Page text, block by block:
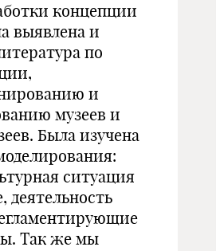
концепции
выявлена и
по
и
музеев и
Была изучена
ситуация
деятельность
Так же мы